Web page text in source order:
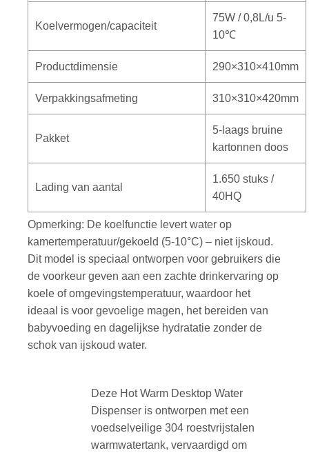
Koelvermogen/capaciteit
75W / 0,8L/u 5-
10℃
Productdimensie 290×310×410mm
Verpakkingsafmeting 310×310×420mm
Pakket
5-laags bruine
kartonnen doos
Lading van aantal
1.650 stuks /
40HQ
Opmerking: De koelfunctie levert water op
kamertemperatuur/gekoeld (5-10°C) – niet ijskoud.
Dit model is speciaal ontworpen voor gebruikers die
de voorkeur geven aan een zachte drinkervaring op
koele of omgevingstemperatuur, waardoor het
ideaal is voor gevoelige magen, het bereiden van
babyvoeding en dagelijkse hydratatie zonder de
schok van ijskoud water.
Deze Hot Warm Desktop Water
Dispenser is ontworpen met een
voedselveilige 304 roestvrijstalen
warmwatertank, vervaardigd om